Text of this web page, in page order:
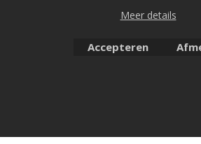
Meubeluniek's Narextools:
Meer details
Accepteren